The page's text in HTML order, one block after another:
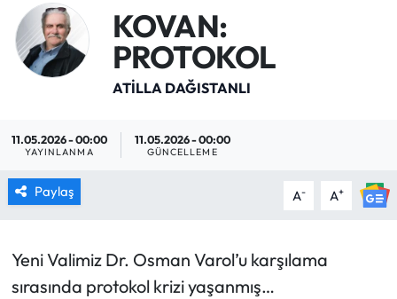
KOVAN:
PROTOKOL
ATİLLA DAĞISTANLI
11.05.2026 - 00:00
YAYINLANMA
11.05.2026 - 00:00
GÜNCELLEME
Paylaş A- A+
Yeni Valimiz Dr. Osman Varol’u karşılama
sırasında protokol krizi yaşanmış…
EĞİTİM
EKONOMİ
GÜNDEM
MAGAZİN
SİYASET
Süper Lig Puan Durumu ve Fikstür
Tüm Manşetler
Haber Arşivi